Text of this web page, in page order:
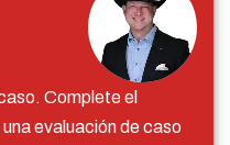
Complete el
evaluación de caso